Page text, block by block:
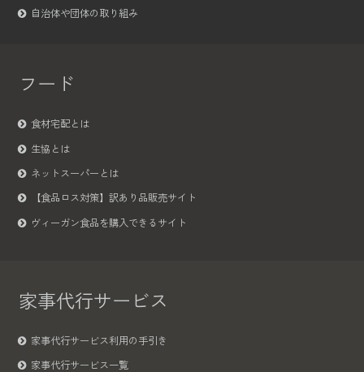
自治体や団体の取り組み
フード
食材宅配とは
生協とは
ネットスーパーとは
【食品ロス対策】訳あり品販売サイト
ヴィーガン食品を購入できるサイト
家事代行サービス
家事代行サービス利用の手引き
家事代行サービス一覧